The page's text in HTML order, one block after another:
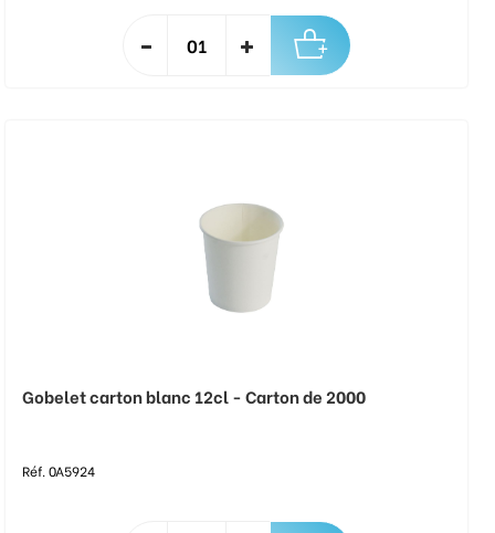
Gobelet carton blanc 12cl - Carton de 2000
Réf. 0A5924